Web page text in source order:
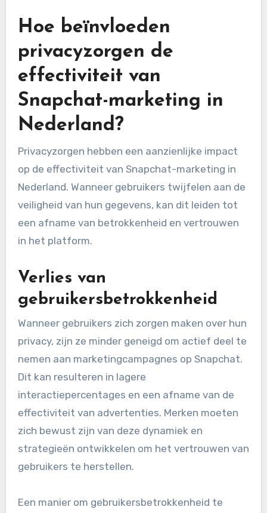
Hoe beïnvloeden
privacyzorgen de
effectiviteit van
Snapchat-marketing in
Nederland?
Privacyzorgen hebben een aanzienlijke impact
op de effectiviteit van Snapchat-marketing in
Nederland. Wanneer gebruikers twijfelen aan de
veiligheid van hun gegevens, kan dit leiden tot
een afname van betrokkenheid en vertrouwen
in het platform.
Verlies van
gebruikersbetrokkenheid
Wanneer gebruikers zich zorgen maken over hun
privacy, zijn ze minder geneigd om actief deel te
nemen aan marketingcampagnes op Snapchat.
Dit kan resulteren in lagere
interactiepercentages en een afname van de
effectiviteit van advertenties. Merken moeten
zich bewust zijn van deze dynamiek en
strategieën ontwikkelen om het vertrouwen van
gebruikers te herstellen.
Een manier om gebruikersbetrokkenheid te